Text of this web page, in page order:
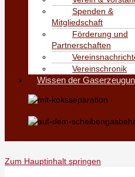
Spenden &
Mitgliedschaft
Förderung und
Partnerschaften
Vereinschronik
Wissen der
Zum Hauptinhalt springen